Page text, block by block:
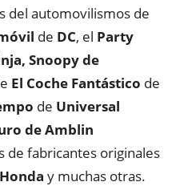
del automovilismos de
de DC, el Party
Snoopy de
El Coche Fantástico de
de Universal
de Amblin
de fabricantes originales
y muchas otras.